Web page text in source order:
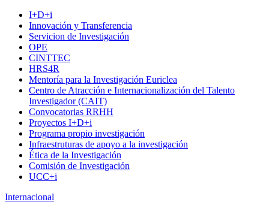
I+D+i
Innovación y Transferencia
Servicion de Investigación
OPE
CINTTEC
HRS4R
Mentoría para la Investigación Euriclea
Centro de Atracción e Internacionalización del Talento
Investigador (CAIT)
Convocatorias RRHH
Proyectos I+D+i
Programa propio investigación
Infraestruturas de apoyo a la investigación
Ética de la Investigación
Comisión de Investigación
UCC+i
Internacional